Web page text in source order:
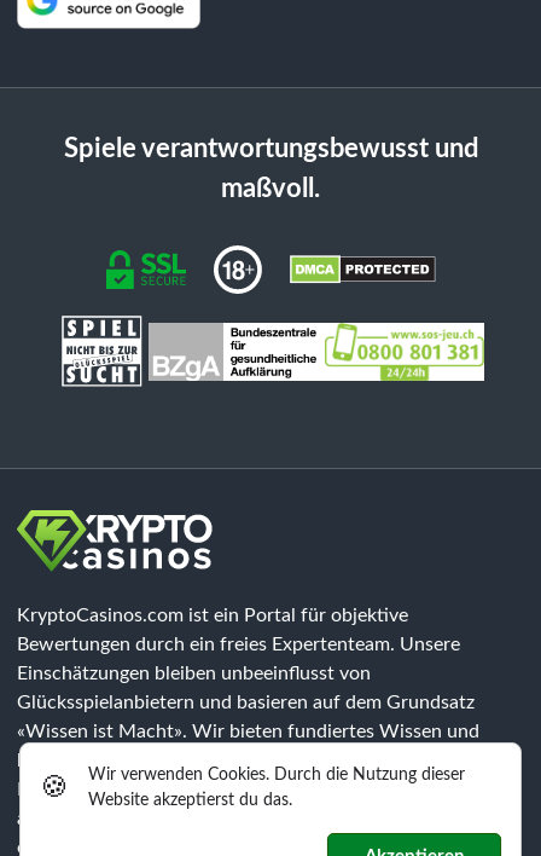
Spiele verantwortungsbewusst und
maßvoll.
KryptoCasinos.com ist ein Portal für objektive
Bewertungen durch ein freies Expertenteam. Unsere
Einschätzungen bleiben unbeeinflusst von
Glücksspielanbietern und basieren auf dem Grundsatz
«Wissen ist Macht». Wir bieten fundiertes Wissen und
Rechtsberatung. Jeder Spieler muss eigenständig prüfen, ob
alle gesetzlichen Anforderungen der jeweiligen Region
erfüllt werden.
🍪
Wir verwenden Cookies. Durch die Nutzung dieser
Website akzeptierst du das.